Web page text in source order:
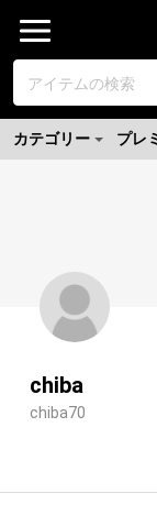
カテゴリー プレ
chiba
chiba70